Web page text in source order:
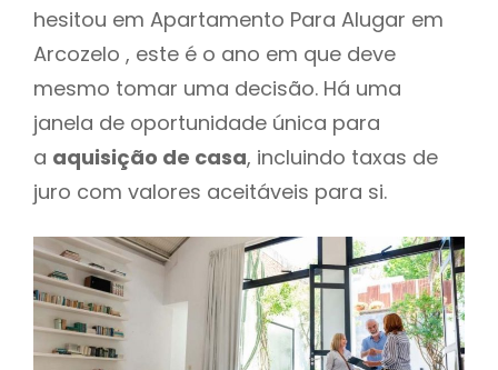
hesitou em Apartamento Para Alugar em
Arcozelo , este é o ano em que deve
mesmo tomar uma decisão. Há uma
janela de oportunidade única para
a aquisição de casa, incluindo taxas de
juro com valores aceitáveis para si.